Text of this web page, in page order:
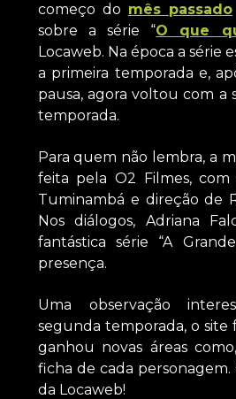
começo do mês passado
sobre a série “O que
Locaweb. Na época a série
a primeira temporada e,
pausa, agora voltou com a
temporada.
Para quem não lembra, a
feita pela O2 Filmes,
Tuminambá e direção de
Nos diálogos, Adriana
fantástica série “A
presença.
Uma observação
segunda temporada, o
ganhou novas áreas
ficha de cada
da Locaweb!